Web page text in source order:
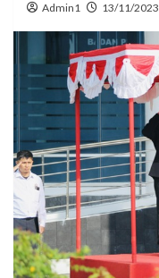
Admin1 13/11/2023